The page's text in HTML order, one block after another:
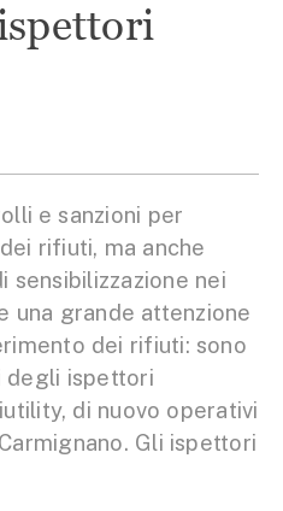
e sanzioni per
rifiuti, ma anche
sensibilizzazione nei
una grande attenzione
dei rifiuti: sono
degli ispettori
di nuovo operativi
Gli ispettori